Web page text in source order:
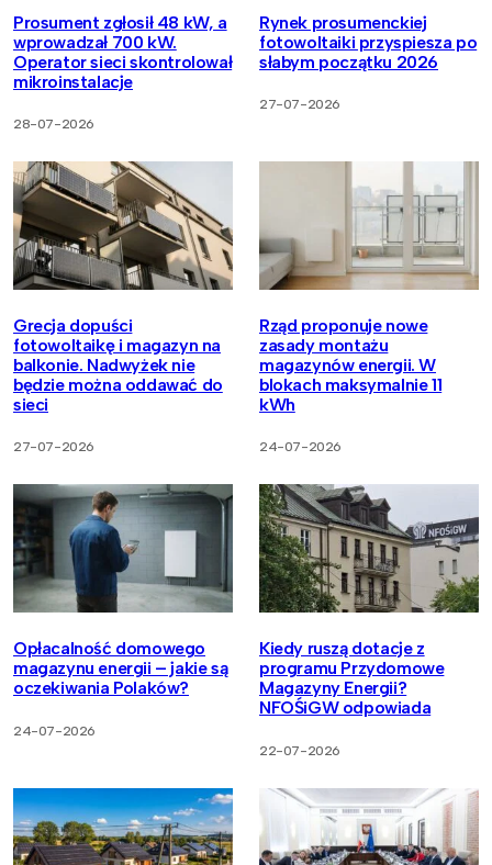
Prosument zgłosił 48 kW, a
wprowadzał 700 kW.
Operator sieci skontrolował
mikroinstalacje
28-07-2026
Rynek prosumenckiej
fotowoltaiki przyspiesza po
słabym początku 2026
27-07-2026
Grecja dopuści
fotowoltaikę i magazyn na
balkonie. Nadwyżek nie
będzie można oddawać do
sieci
27-07-2026
Rząd proponuje nowe
zasady montażu
magazynów energii. W
blokach maksymalnie 11
kWh
24-07-2026
Opłacalność domowego
magazynu energii – jakie są
oczekiwania Polaków?
24-07-2026
Kiedy ruszą dotacje z
programu Przydomowe
Magazyny Energii?
NFOŚiGW odpowiada
22-07-2026